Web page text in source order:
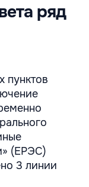
ряд
пунктов
(ЕРЭС)
3 линии